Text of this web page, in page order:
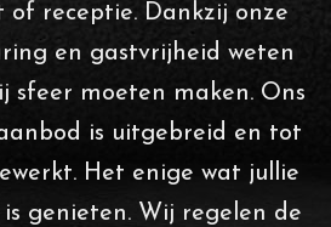
of receptie. Dankzij onze
en gastvrijheid weten
sfeer moeten maken. Ons
is uitgebreid en tot
Het enige wat jullie
genieten. Wij regelen de